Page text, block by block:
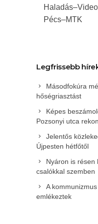
Pécs–MTK
Legfrissebb
Másodfokúra
hőségriasztást
Képes
Pozsonyi utca
Jelentős
Újpesten hétfőtől
Nyáron is résen
csalókkal szemben
A
emlékeztek